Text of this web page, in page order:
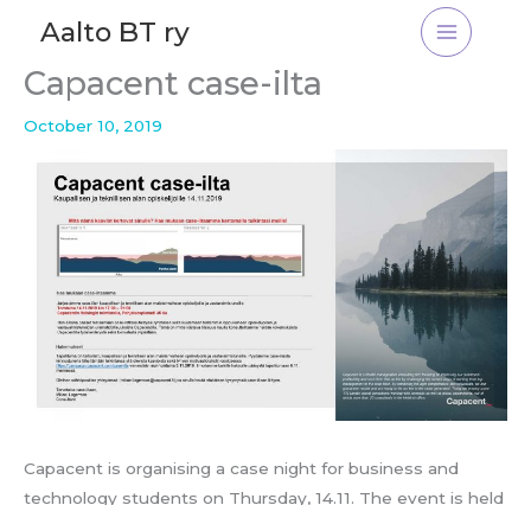
content
Aalto BT ry
Capacent case-ilta
October 10, 2019
Capacent is organising a case night for business and
technology students on Thursday, 14.11. The event is held